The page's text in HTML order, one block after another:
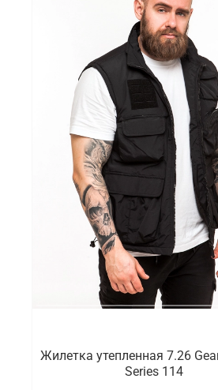
Жилетка утепленная 7.26
Series 114